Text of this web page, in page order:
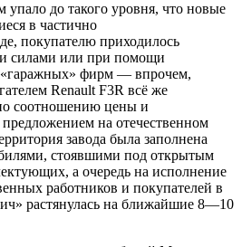
упало до такого уровня, что новые
в частично
покупателю приходилось
силами или при помощи
фирм — впрочем,
Renault F3R всё же
соотношению цены и
предложением на отечественном
завода была заполнена
стоявшими под открытым
а очередь на исполнение
работников и покупателей в
растянулась на ближайшие 8—10